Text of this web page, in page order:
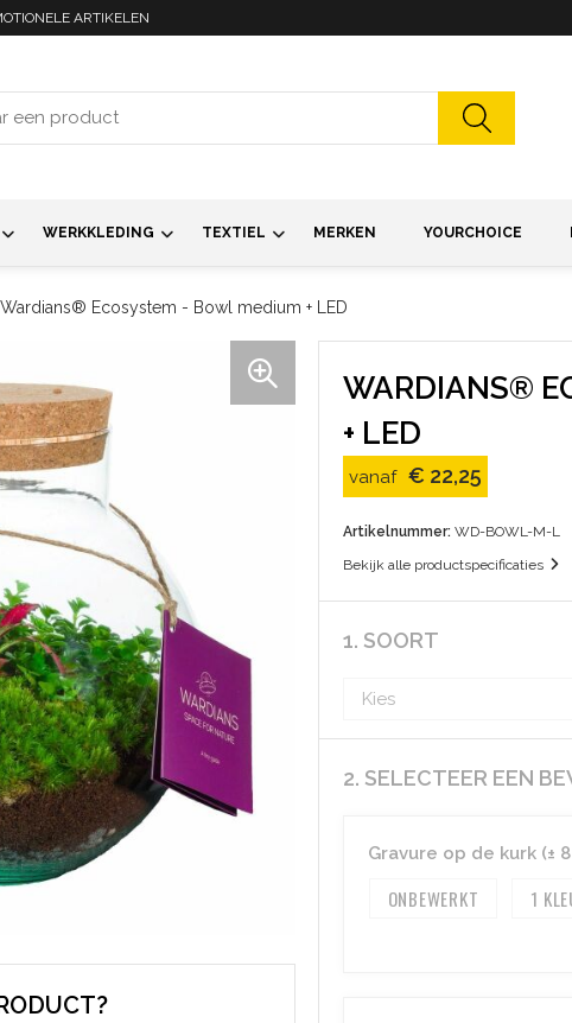
ARTIKELEN
WERKKLEDING TEXTIEL MERKEN YOURCHOICE
Wardians® Ecosystem - Bowl medium + LED
WARDIANS®
+ LED
vanaf € 22,25
Artikelnummer: WD-BOWL-M-L
Bekijk alle productspecificaties
1. SOORT
2. SELECTEER EEN
Gravure op de kurk (±
ONBEWERKT 1